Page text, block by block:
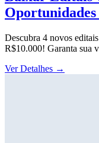
Descubra 4 novos
R$10.000! Garanta sua
Ver Detalhes →